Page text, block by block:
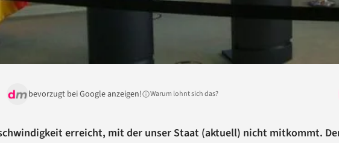
bevorzugt bei Google anzeigen! Warum lohnt sich das?
erreicht, mit der unser Staat (aktuell) nicht mitkommt.